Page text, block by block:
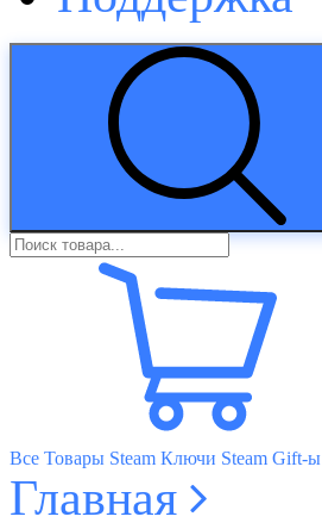
Все Товары Steam Ключи Steam Gift-ы
Главная